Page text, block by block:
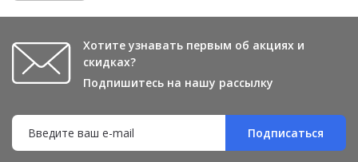
Хотите узнавать первым об акциях и
скидках?
Подпишитесь на нашу рассылку
Подписаться